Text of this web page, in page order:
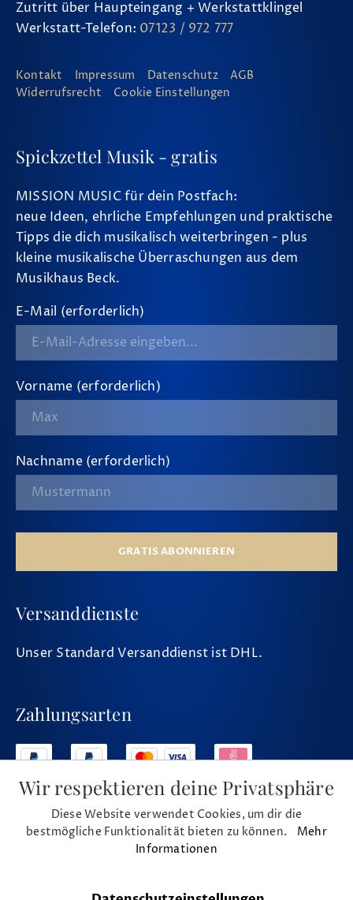
Zutritt über Haupteingang + Werkstattklingel
Werkstatt-Telefon: 07123 / 972 777
Kontakt Impressum Datenschutz
AGB
Widerrufsrecht
Cookie Einstellungen
Spickzettel Musik - gratis
MISSION MUSIC für dein Postfach:
neue Ideen, ehrliche Empfehlungen und praktische
Tipps die dich musikalisch weiterbringen - plus
kleine musikalische Überraschungen aus dem
Musikhaus Beck.
E-Mail (erforderlich)
Vorname (erforderlich)
Nachname (erforderlich)
GRATIS ABONNIEREN
Versanddienste
Unser Standard Versanddienst ist DHL.
Zahlungsarten
Social Media
Wir respektieren deine Privatsphäre
Diese Website verwendet Cookies, um dir die
bestmögliche Funktionalität bieten zu können. Mehr
Informationen